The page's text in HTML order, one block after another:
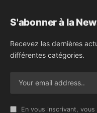
S'abonner à la
Recevez les dernières
différentes catégories.
En vous inscrivant,